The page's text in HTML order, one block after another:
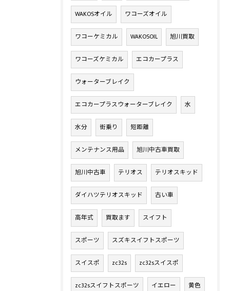
WAKOSオイル ワコーズオイル
ワコーケミカル WAKOSOIL 旭川買取
ワコーズケミカル エコカープラス
ウォーターブレイク
エコカープラスウォーターブレイク 水
水分 街乗り 短距離
メンテナンス用品 旭川中古車買取
旭川中古車 テリオス テリオスキッド
ダイハツテリオスキッド 古い車
高年式 買取ます スイフト
スポーツ スズキスイフトスポーツ
スイスポ zc32s zc32sスイスポ
zc32sスイフトスポーツ イエロー 黄色